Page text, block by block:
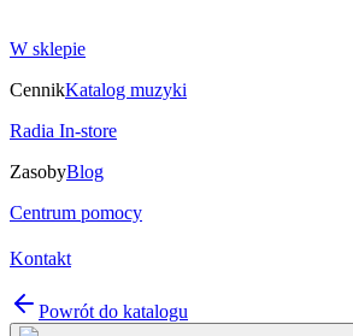
W sklepie
CennikKatalog muzyki
Radia In-store
ZasobyBlog
Centrum pomocy
Kontakt
Powrót do katalogu